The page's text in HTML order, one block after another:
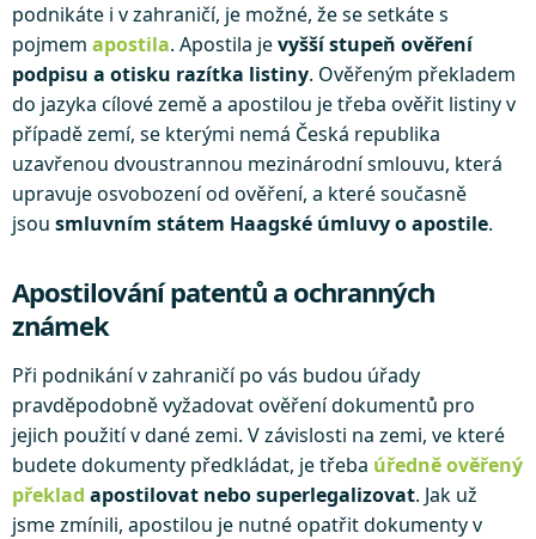
podnikáte i v zahraničí, je možné, že se setkáte s
pojmem apostila. Apostila jevyšší stupeň ověření
podpisu a otisku razítka listiny. Ověřeným překladem
do jazyka cílové země a apostilou je třeba ověřit listiny v
případě zemí, se kterými nemá Česká republika
uzavřenou dvoustrannou mezinárodní smlouvu, která
upravuje osvobození od ověření, a které současně
jsou smluvním státem Haagské úmluvy o apostile.
Apostilování patentů a ochranných
známek
Při podnikání v zahraničí po vás budou úřady
pravděpodobně vyžadovat ověření dokumentů pro
jejich použití v dané zemi. V závislosti na zemi, ve které
budete dokumenty předkládat, je třeba úředně ověřený
překlad apostilovat nebo superlegalizovat. Jak už
jsme zmínili, apostilou je nutné opatřit dokumenty v